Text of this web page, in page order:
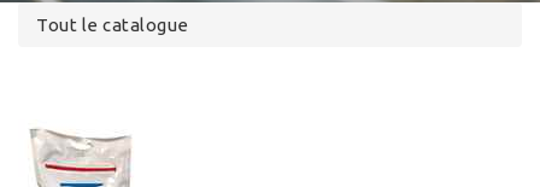
Tout le catalogue